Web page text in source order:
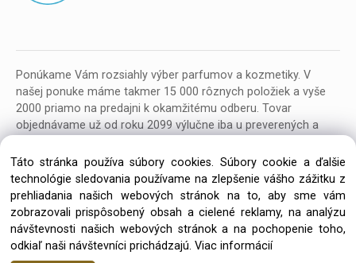
Ponúkame Vám rozsiahly výber parfumov a kozmetiky. V
našej ponuke máme takmer 15 000 rôznych položiek a vyše
2000 priamo na predajni k okamžitému odberu. Tovar
objednávame už od roku 2099 výlučne iba u preverených a
Copyright © 2026 Parfumeria ORION, All rights reserved
Táto stránka používa súbory cookies. Súbory cookie a ďalšie
technológie sledovania používame na zlepšenie vášho zážitku z
prehliadania našich webových stránok na to, aby sme vám
zobrazovali prispôsobený obsah a cielené reklamy, na analýzu
návštevnosti našich webových stránok a na pochopenie toho,
odkiaľ naši návštevníci prichádzajú. Viac informácií